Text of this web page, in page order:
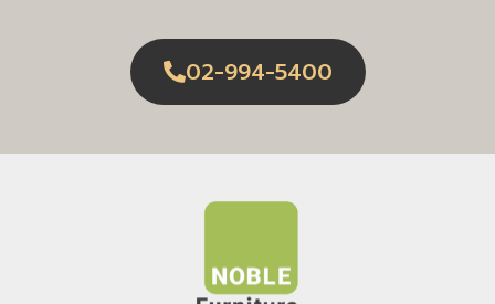
02-994-5400